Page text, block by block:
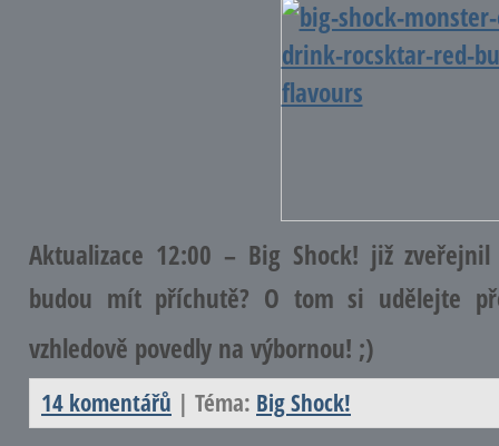
Aktualizace 12:00 – Big Shock! již
budou mít příchutě? O tom si udělejte
vzhledově povedly na výbornou! ;)
14 komentářů | Téma: Big Shock!